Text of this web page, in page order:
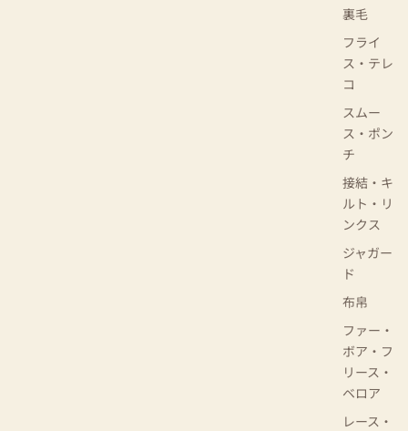
裏毛
フライ
ス・テレ
コ
スムー
ス・ポン
チ
接結・キ
ルト・リ
ンクス
ジャガー
ド
布帛
ファー・
ボア・フ
リース・
ベロア
レース・